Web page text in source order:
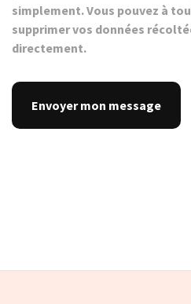
simplement. Vous pouvez à
supprimer vos données
directement.